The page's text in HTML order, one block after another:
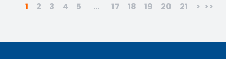
1 2 3 4 5 ... 17 18 19 20 21 > >>